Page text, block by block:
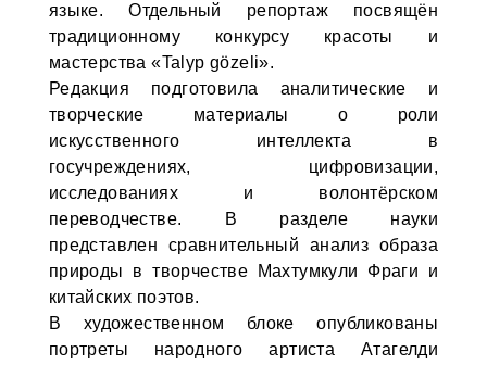
языке. Отдельный репортаж посвящён
традиционному конкурсу красоты и
мастерства «Talyp gözeli».
Редакция подготовила аналитические и
творческие материалы о роли
искусственного интеллекта в
госучреждениях, цифровизации,
исследованиях и волонтёрском
переводчестве. В разделе науки
представлен сравнительный анализ образа
природы в творчестве Махтумкули Фраги и
китайских поэтов.
В художественном блоке опубликованы
портреты народного артиста Атагелди